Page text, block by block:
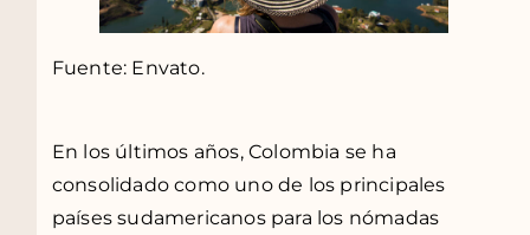
Fuente: Envato.
En los últimos años, Colombia se ha
consolidado como uno de los principales
países sudamericanos para los nómadas